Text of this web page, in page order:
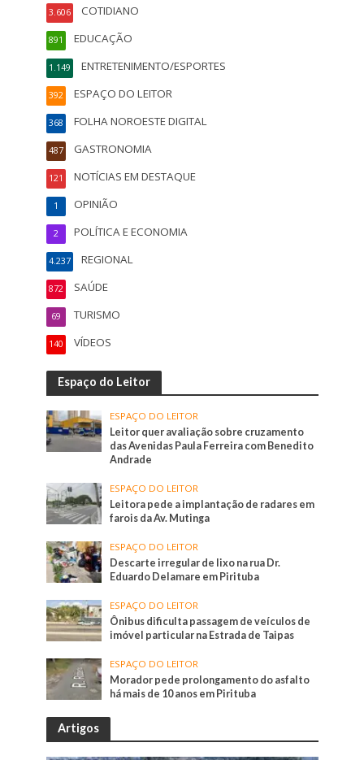
COTIDIANO
3.606
EDUCAÇÃO
891
ENTRETENIMENTO/ESPORTES
1.149
ESPAÇO DO LEITOR
392
FOLHA NOROESTE DIGITAL
368
GASTRONOMIA
487
NOTÍCIAS EM DESTAQUE
121
OPINIÃO
1
POLÍTICA E ECONOMIA
2
REGIONAL
4.237
SAÚDE
872
TURISMO
69
VÍDEOS
140
Espaço do Leitor
ESPAÇO DO LEITOR
Leitor quer avaliação sobre cruzamento
das Avenidas Paula Ferreira com Benedito
Andrade
ESPAÇO DO LEITOR
Leitora pede a implantação de radares em
farois da Av. Mutinga
ESPAÇO DO LEITOR
Descarte irregular de lixo na rua Dr.
Eduardo Delamare em Pirituba
ESPAÇO DO LEITOR
Ônibus dificulta passagem de veículos de
imóvel particular na Estrada de Taipas
ESPAÇO DO LEITOR
Morador pede prolongamento do asfalto
há mais de 10 anos em Pirituba
Artigos